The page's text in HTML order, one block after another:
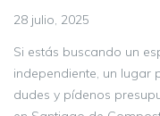
28 julio, 2025
Si estás buscando un
independiente, un lugar
dudes y pídenos